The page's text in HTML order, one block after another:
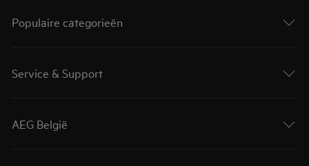
Populaire categorieën
Service & Support
AEG België